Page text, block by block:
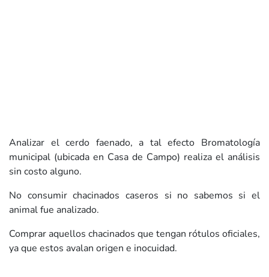
Analizar el cerdo faenado, a tal efecto Bromatología
municipal (ubicada en Casa de Campo) realiza el análisis
sin costo alguno.
No consumir chacinados caseros si no sabemos si el
animal fue analizado.
Comprar aquellos chacinados que tengan rótulos oficiales,
ya que estos avalan origen e inocuidad.